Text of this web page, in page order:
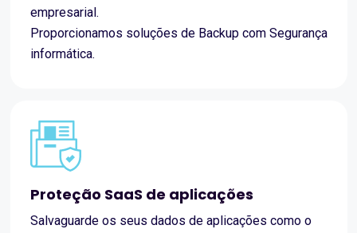
empresarial.
Proporcionamos soluções de Backup com Segurança
informática.
Proteção SaaS de aplicações
Salvaguarde os seus dados de aplicações como o